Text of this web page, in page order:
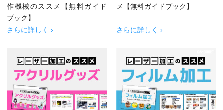
作機械のススメ【無料ガイド
ブック】
さらに詳しく ›
メ【無料ガイドブック】
さらに詳しく ›